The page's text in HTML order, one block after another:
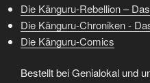
Die Känguru-Rebellion –
Die Känguru-Chroniken -
Die Känguru-Comics
Bestellt bei Genialokal und